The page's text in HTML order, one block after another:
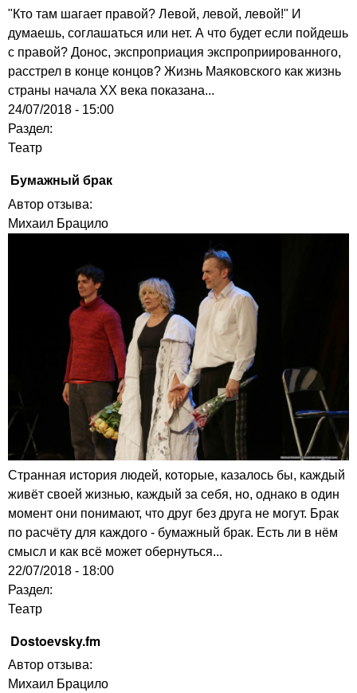
"Кто там шагает правой? Левой, левой, левой!" И
думаешь, соглашаться или нет. А что будет если пойдешь
с правой? Донос, экспроприация экспроприированного,
расстрел в конце концов? Жизнь Маяковского как жизнь
страны начала XX века показана...
24/07/2018 - 15:00
Раздел:
Театр
Бумажный брак
Автор отзыва:
Михаил Брацило
Странная история людей, которые, казалось бы, каждый
живёт своей жизнью, каждый за себя, но, однако в один
момент они понимают, что друг без друга не могут. Брак
по расчёту для каждого - бумажный брак. Есть ли в нём
смысл и как всё может обернуться...
22/07/2018 - 18:00
Раздел:
Театр
Dostoevsky.fm
Автор отзыва:
Михаил Брацило